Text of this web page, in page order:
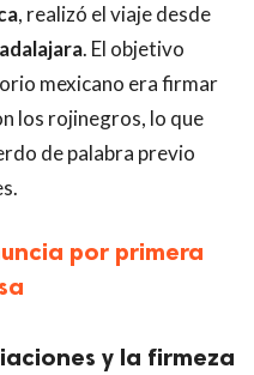
, realizó el viaje desde
. El objetivo
mexicano era firmar
los rojinegros, lo que
de palabra previo
por primera
y la firmeza